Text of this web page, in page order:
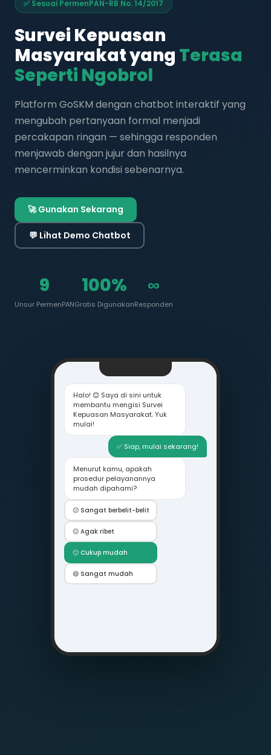
✅ Sesuai PermenPAN-RB No. 14/2017
Survei Kepuasan
Masyarakat yang Terasa
Seperti Ngobrol
Platform GoSKM dengan chatbot interaktif yang
mengubah pertanyaan formal menjadi
percakapan ringan — sehingga responden
menjawab dengan jujur dan hasilnya
mencerminkan kondisi sebenarnya.
🚀 Gunakan Sekarang
💬 Lihat Demo Chatbot
9
Unsur PermenPAN
100%
Gratis Digunakan
∞
Responden
Halo! 😊 Saya di sini untuk
membantu mengisi Survei
Kepuasan Masyarakat. Yuk
mulai!
✅ Siap, mulai sekarang!
Menurut kamu, apakah
prosedur pelayanannya
mudah dipahami?
😕 Sangat berbelit-belit
😐 Agak ribet
🙂 Cukup mudah
😄 Sangat mudah